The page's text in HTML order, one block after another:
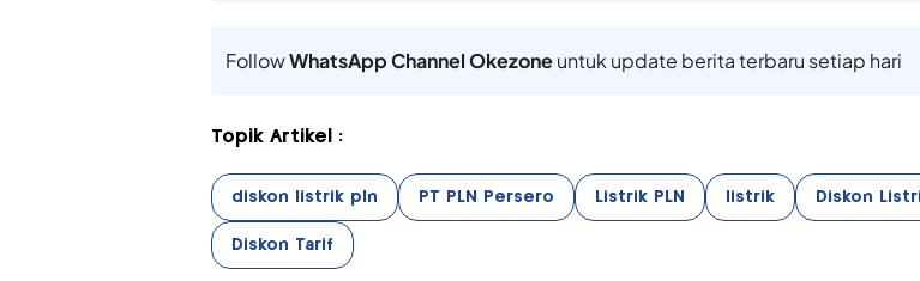
FollowWhatsApp Channel Okezoneuntuk update berita terbaru setiap hari
Topik Artikel :
diskon listrik pln PT PLN Persero Listrik PLN listrik Diskon
Diskon Tarif